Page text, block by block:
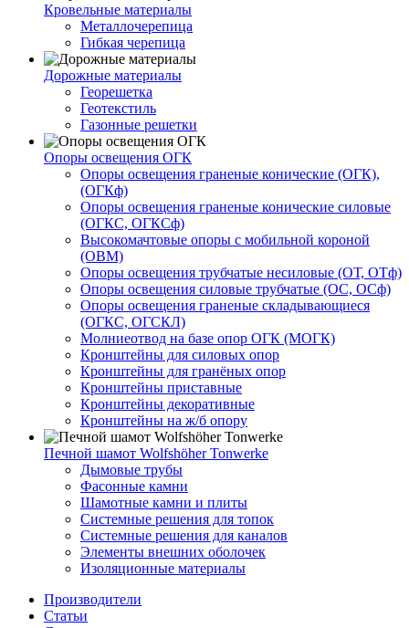
Кровельные материалы
Металлочерепица
Гибкая черепица
Дорожные материалы
Георешетка
Геотекстиль
Газонные решетки
Опоры освещения ОГК
Опоры освещения граненые конические (ОГК),
(ОГКф)
Опоры освещения граненые конические силовые
(ОГКС, ОГКСф)
Высокомачтовые опоры с мобильной короной
(ОВМ)
Опоры освещения трубчатые несиловые (ОТ, ОТф)
Опоры освещения силовые трубчатые (ОС, ОСф)
Опоры освещения граненые складывающиеся
(ОГКС, ОГСКЛ)
Молниеотвод на базе опор ОГК (МОГК)
Кронштейны для силовых опор
Кронштейны для гранёных опор
Кронштейны приставные
Кронштейны декоративные
Кронштейны на ж/б опору
Печной шамот Wolfshöher Tonwerke
Дымовые трубы
Фасонные камни
Шамотные камни и плиты
Системные решения для топок
Системные решения для каналов
Элементы внешних оболочек
Изоляционные материалы
Производители
Статьи